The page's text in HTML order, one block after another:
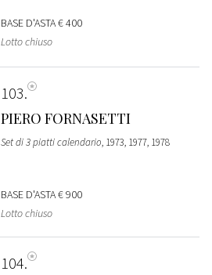
BASE D'ASTA€ 400
Lotto chiuso
103
PIERO FORNASETTI
Set di 3 piatti calendario, 1973, 1977, 1978
BASE D'ASTA€ 900
Lotto chiuso
104